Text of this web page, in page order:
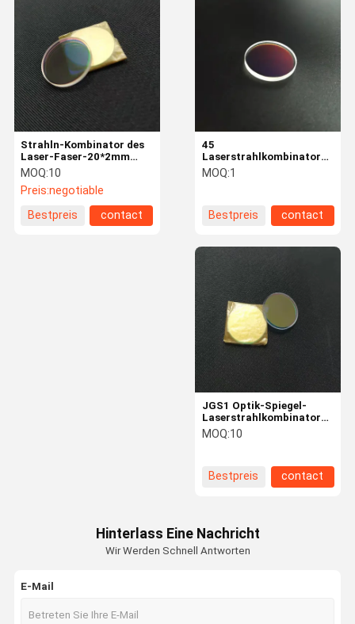
Ausflug
Optische Linse Lasers
Fokussierungslinse Lasers
45
Laserstrahlkombinator
des Grad-Rundschreiben-
20*2mm 532nm
MOQ:1
Bestpreis contact
Strahln-Kombinator des
Laser-Faser-20*2mm
JGS1 Quarz-355
MOQ:10
Preis:negotiable
Bestpreis
contact
JGS1 Optik-Spiegel-
Laserstrahlkombinator
des Quarz-40*3mm
MOQ:10
Bestpreis contact
Hinterlass Eine Nachricht
Wir Werden Schnell Antworten
E-Mail